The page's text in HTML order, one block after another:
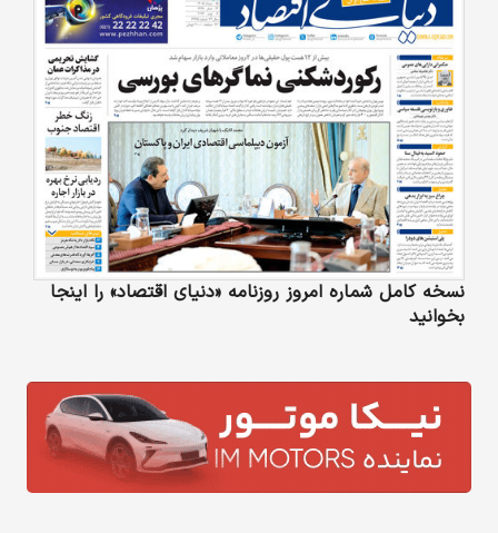
نسخه کامل شماره امروز روزنامه «دنیای‌ اقتصاد» را اینجا
بخوانید